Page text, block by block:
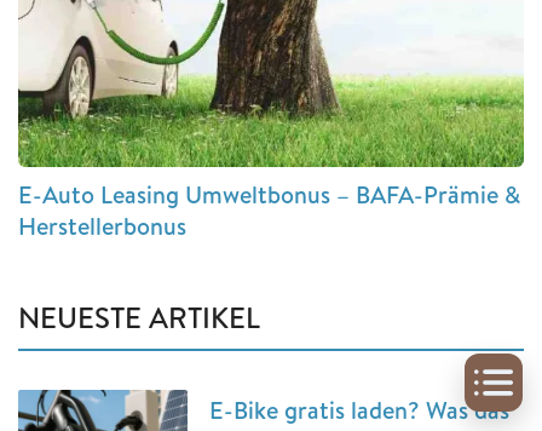
E-Auto Leasing Umweltbonus – BAFA-Prämie &
Herstellerbonus
NEUESTE ARTIKEL
E-Bike gratis laden? Was das